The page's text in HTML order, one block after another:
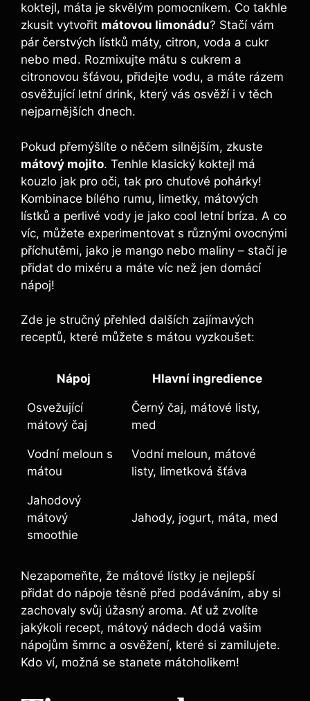
koktejl, máta je skvělým pomocníkem. Co takhle
zkusit vytvořit mátovou limonádu? Stačí vám
pár čerstvých lístků máty, citron, voda a cukr
nebo med. Rozmixujte mátu s cukrem a
citronovou šťávou, přidejte vodu, a máte rázem
osvěžující letní drink, který vás osvěží i v těch
nejparnějších dnech.
Pokud přemýšlíte o něčem silnějším, zkuste
mátový mojito. Tenhle klasický koktejl má
kouzlo jak pro oči, tak pro chuťové pohárky!
Kombinace bílého rumu, limetky, mátových
lístků a perlivé vody je jako cool letní bríza. A co
víc, můžete experimentovat s různými ovocnými
příchutěmi, jako je mango nebo maliny – stačí je
přidat do mixéru a máte víc než jen domácí
nápoj!
Zde je stručný přehled dalších zajímavých
receptů, které můžete s mátou vyzkoušet:
Nápoj Hlavní ingredience
Osvežující
mátový čaj
Černý čaj, mátové listy,
med
Vodní meloun s
mátou
Vodní meloun, mátové
listy, limetková šťáva
Jahodový
mátový
smoothie
Jahody, jogurt, máta, med
Nezapomeňte, že mátové lístky je nejlepší
přidat do nápoje těsně před podáváním, aby si
zachovaly svůj úžasný aroma. Ať už zvolíte
jakýkoli recept, mátový nádech dodá vašim
nápojům šmrnc a osvěžení, které si zamilujete.
Kdo ví, možná se stanete mátoholikem!